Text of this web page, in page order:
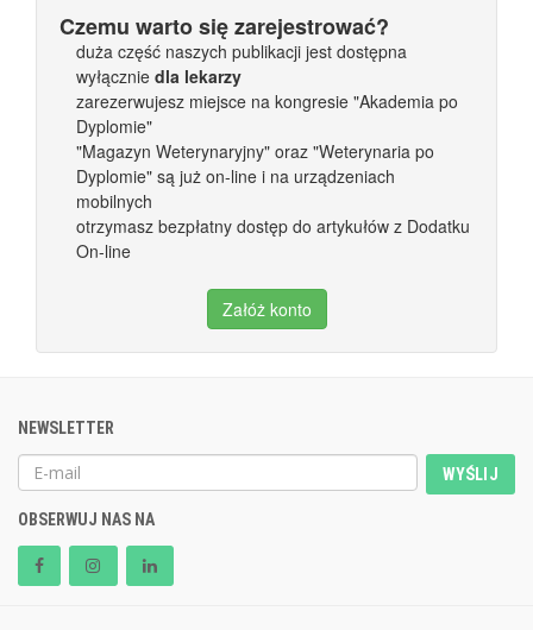
Czemu warto się zarejestrować?
duża część naszych publikacji jest dostępna
wyłącznie dla lekarzy
zarezerwujesz miejsce na kongresie "Akademia po
Dyplomie"
"Magazyn Weterynaryjny" oraz "Weterynaria po
Dyplomie" są już on-line i na urządzeniach
mobilnych
otrzymasz bezpłatny dostęp do artykułów z Dodatku
On-line
Załóż konto
NEWSLETTER
WYŚLIJ
OBSERWUJ NAS NA